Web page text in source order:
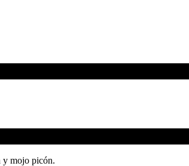
y mojo picón.